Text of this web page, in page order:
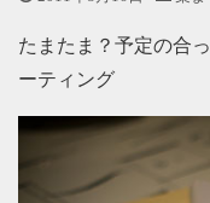
たまたま？予定の合
ーティング